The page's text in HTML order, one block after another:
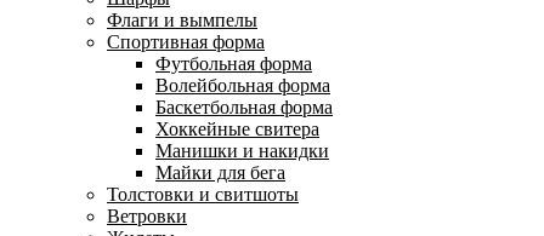
Флаги и вымпелы
Спортивная форма
Футбольная форма
Волейбольная форма
Баскетбольная форма
Хоккейные свитера
Манишки и накидки
Майки для бега
Толстовки и свитшоты
Ветровки